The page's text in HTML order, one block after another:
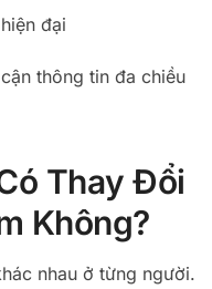
đại
thông tin đa chiều
Thay Đổi
Không?
nhau ở từng người.